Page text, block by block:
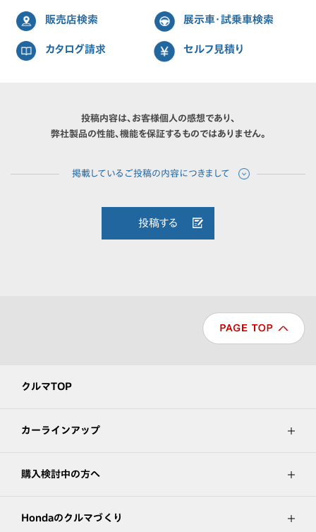
販売店検索 展示車・試乗車検索
カタログ請求 セルフ見積り
投稿内容は、お客様個人の感想であり、
弊社製品の性能、機能を保証するものではありません。
投稿する
クルマTOP
カーラインアップ
購入検討中の方へ
Hondaのクルマづくり